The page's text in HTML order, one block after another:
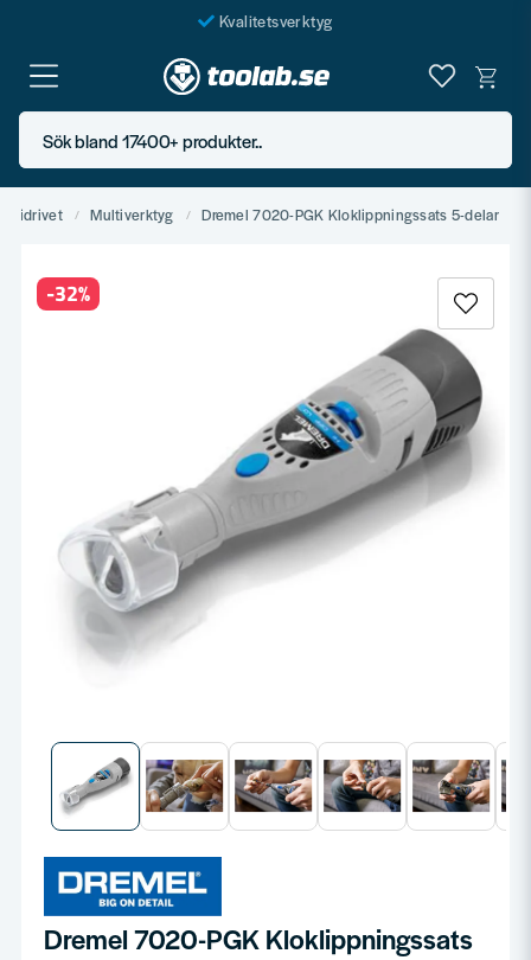
Kvalitetsverktyg
Fraktfritt över 999 SEK*
En järnhandel för alla
Butik i Göteborg
Sök bland 17400+ produkter..
Multiverktyg Dremel 7020-PGK Kloklippningssats 5-delar
-32%
Dremel 7020-PGK Kloklippningssats